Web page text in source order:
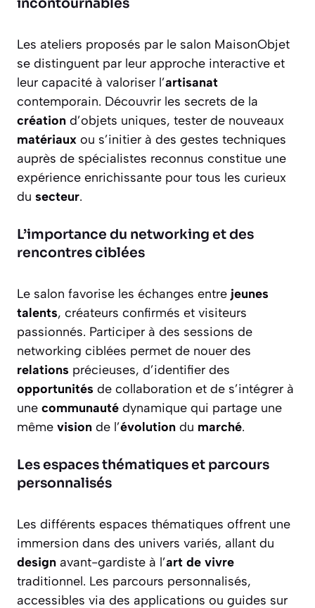
Les ateliers proposés par le salon MaisonObjet
se distinguent par leur approche interactive et
leur capacité à valoriser l’artisanat
contemporain. Découvrir les secrets de la
création d’objets uniques, tester de nouveaux
matériaux ou s’initier à des gestes techniques
auprès de spécialistes reconnus constitue une
expérience enrichissante pour tous les curieux
du secteur.
L’importance du networking et des
rencontres ciblées
Le salon favorise les échanges entre jeunes
talents, créateurs confirmés et visiteurs
passionnés. Participer à des sessions de
networking ciblées permet de nouer des
relations précieuses, d’identifier des
opportunités de collaboration et de s’intégrer à
une communauté dynamique qui partage une
même vision de l’évolution du marché.
Les espaces thématiques et parcours
personnalisés
Les différents espaces thématiques offrent une
immersion dans des univers variés, allant du
design avant-gardiste à l’art de vivre
traditionnel. Les parcours personnalisés,
accessibles via des applications ou guides sur